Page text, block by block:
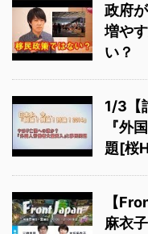
政府
増や
い？
1/3【
『外
題[桜
【
麻衣